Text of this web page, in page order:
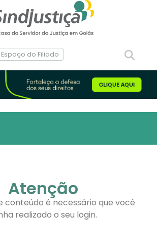
Espaço do Filiado
Atenção
conteúdo é necessário que você
realizado o seu login.